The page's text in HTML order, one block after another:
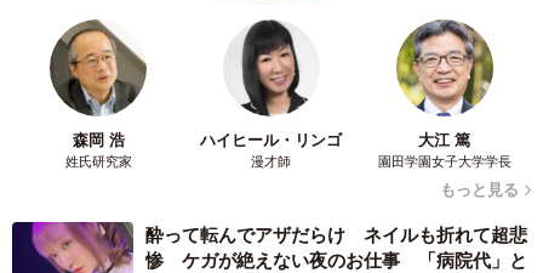
森岡 浩
姓氏研究家
ハイヒール・リンゴ
漫才師
大江 篤
園田学園女子大学学長
もっと見る
酔って転んでアザだらけ ネイルも折れて超悲
惨 ケガが絶えない夜のお仕事 「病院代」と